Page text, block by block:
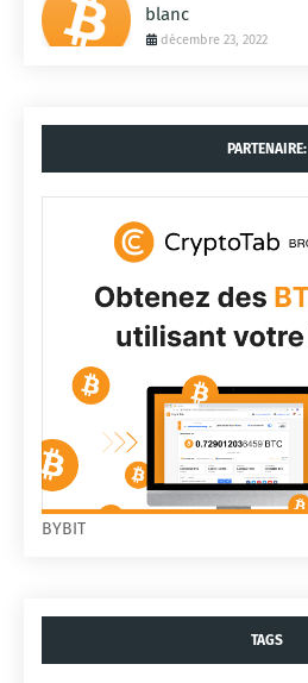
blanc
décembre 23, 2022
PARTENAIRE:
BYBIT
TAGS